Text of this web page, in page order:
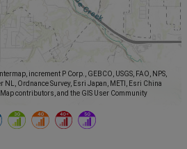
increment P Corp., GEBCO, USGS, FAO, NPS,
NL, Ordnance Survey, Esri Japan, METI, Esri China
contributors, and the GIS User Community